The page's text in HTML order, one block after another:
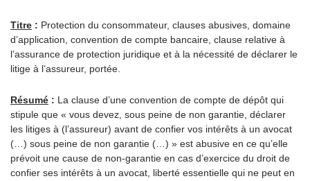
Titre : Protection du consommateur, clauses abusives, domaine
d’application, convention de compte bancaire, clause relative à
l’assurance de protection juridique et à la nécessité de déclarer le
litige à l’assureur, portée.
Résumé : La clause d’une convention de compte de dépôt qui
stipule que « vous devez, sous peine de non garantie, déclarer
les litiges à (l’assureur) avant de confier vos intérêts à un avocat
(…) sous peine de non garantie (…) » est abusive en ce qu’elle
prévoit une cause de non-garantie en cas d’exercice du droit de
confier ses intérêts à un avocat, liberté essentielle qui ne peut en